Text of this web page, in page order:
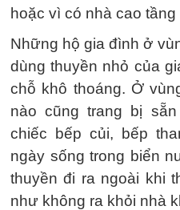
hoặc vì có nhà cao
Những hộ gia đình ở
dùng thuyền nhỏ của
chỗ khô thoáng. Ở
nào cũng trang bị
chiếc bếp củi, bếp
ngày sống trong biển
thuyền đi ra ngoài khi
như không ra khỏi nhà